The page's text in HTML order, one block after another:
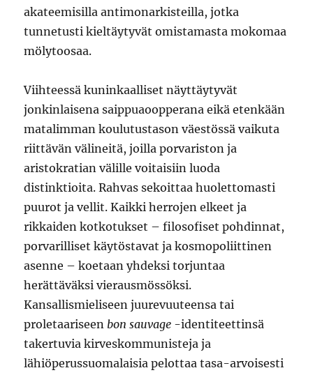
akateemisilla antimonarkisteilla, jotka
tunnetusti kieltäytyvät omistamasta mokomaa
mölytoosaa.
Viihteessä kuninkaalliset näyttäytyvät
jonkinlaisena saippuaoopperana eikä etenkään
matalimman koulutustason väestössä vaikuta
riittävän välineitä, joilla porvariston ja
aristokratian välille voitaisiin luoda
distinktioita. Rahvas sekoittaa huolettomasti
puurot ja vellit. Kaikki herrojen elkeet ja
rikkaiden kotkotukset – filosofiset pohdinnat,
porvarilliset käytöstavat ja kosmopoliittinen
asenne – koetaan yhdeksi torjuntaa
herättäväksi vierausmössöksi.
Kansallismieliseen juurevuuteensa tai
proletaariseen bon sauvage -identiteettinsä
takertuvia kirveskommunisteja ja
lähiöperussuomalaisia pelottaa tasa-arvoisesti